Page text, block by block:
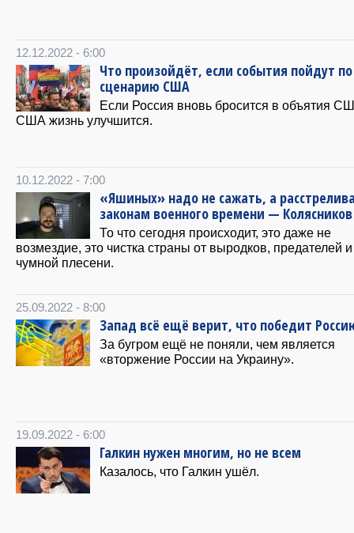
12.12.2022 - 6:00
Что произойдёт, если события пойдут по
сценарию США
Если Россия вновь бросится в объятия
США жизнь улучшится.
10.12.2022 - 7:00
«Яшиных» надо не сажать, а
законам военного времени — Колясников
То что сегодня происходит, это даже не
возмездие, это чистка страны от выродков, предателей и
чумной плесени.
25.09.2022 - 8:00
Запад всё ещё верит, что победит
За бугром ещё не поняли, чем является
«вторжение России на Украину».
19.09.2022 - 6:00
Галкин нужен многим, но не всем
Казалось, что Галкин ушёл.